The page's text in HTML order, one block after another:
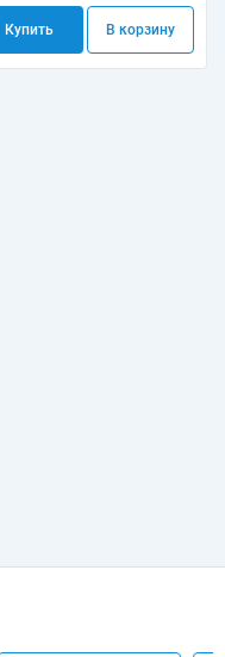
Купить В корзину